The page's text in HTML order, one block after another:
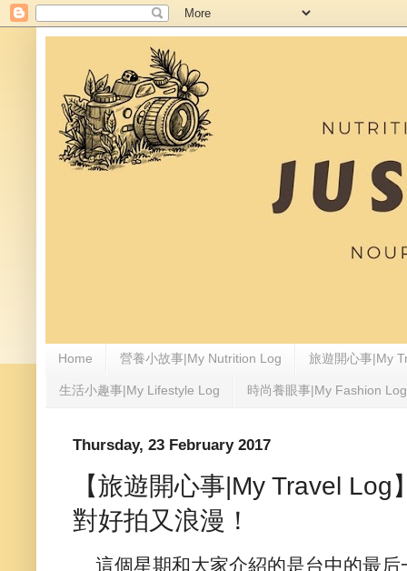
Home 營養小故事|My Nutrition Log 旅遊開心事|My
生活小趣事|My Lifestyle Log 時尚養眼事|My Fashion Log
Thursday, 23 February 2017
【旅遊開心事|My Travel
對好拍又浪漫！
這個星期和大家介紹的是台中的最